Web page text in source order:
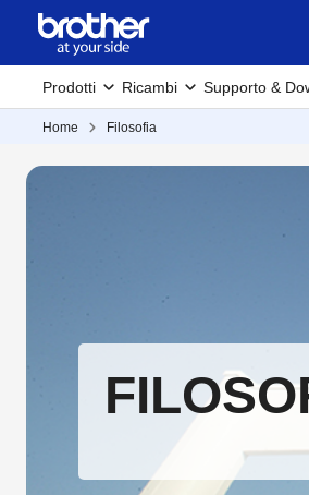
Prodotti Ricambi Supporto &
Home Filosofia